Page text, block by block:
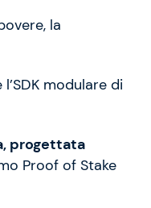
la
modulare di
progettata
Proof of Stake